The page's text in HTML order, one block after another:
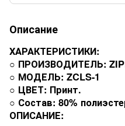
Описание
ХАРАКТЕРИСТИКИ:
○ ПРОИЗВОДИТЕЛЬ:
○ МОДЕЛЬ: ZCLS-1
○ ЦВЕТ: Принт.
○ Состав: 80%
ОПИСАНИЕ: